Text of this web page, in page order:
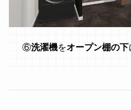
⑥洗濯機をオープン棚の下